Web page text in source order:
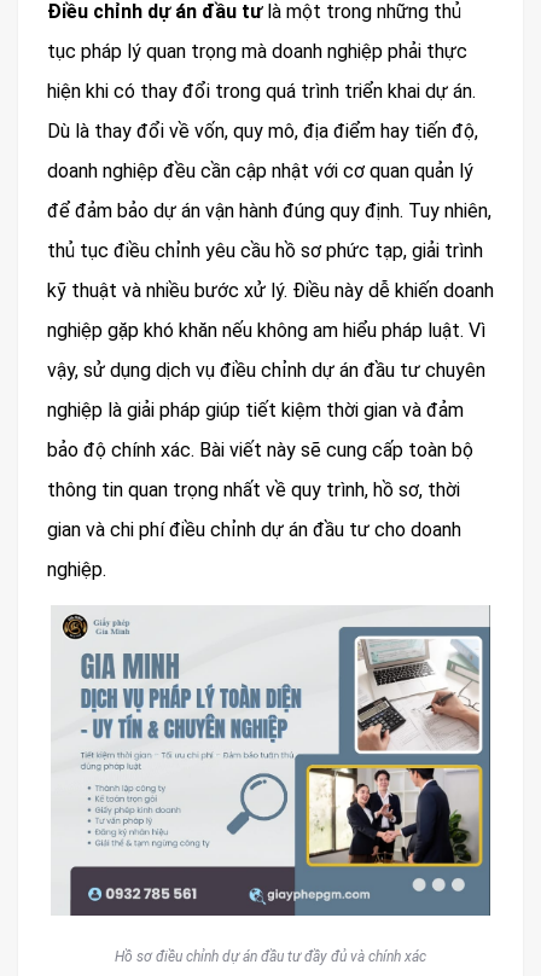
Điều chỉnh dự án đầu tưlà một trong những thủ
tục pháp lý quan trọng mà doanh nghiệp phải thực
hiện khi có thay đổi trong quá trình triển khai dự án.
Dù là thay đổi về vốn, quy mô, địa điểm hay tiến độ,
doanh nghiệp đều cần cập nhật với cơ quan quản lý
để đảm bảo dự án vận hành đúng quy định. Tuy nhiên,
thủ tục điều chỉnh yêu cầu hồ sơ phức tạp, giải trình
kỹ thuật và nhiều bước xử lý. Điều này dễ khiến doanh
nghiệp gặp khó khăn nếu không am hiểu pháp luật. Vì
vậy, sử dụng dịch vụ điều chỉnh dự án đầu tư chuyên
nghiệp là giải pháp giúp tiết kiệm thời gian và đảm
bảo độ chính xác. Bài viết này sẽ cung cấp toàn bộ
thông tin quan trọng nhất về quy trình, hồ sơ, thời
gian và chi phí điều chỉnh dự án đầu tư cho doanh
nghiệp.
Hồ sơ điều chỉnh dự án đầu tư đầy đủ và chính xác